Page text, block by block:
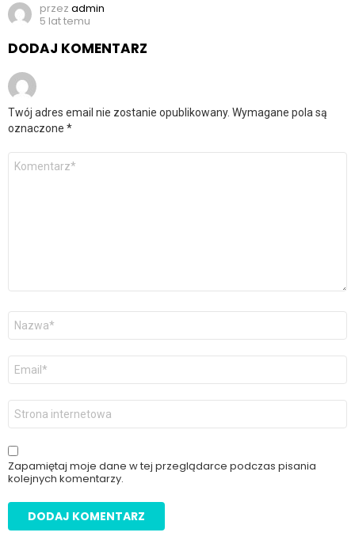
przez admin
5 lat temu
DODAJ KOMENTARZ
Twój adres email nie zostanie opublikowany. Wymagane pola są
oznaczone *
Komentarz
Nazwa
Adres
email
*
Witryna
internetowa
Zapamiętaj moje dane w tej przeglądarce podczas pisania
kolejnych komentarzy.